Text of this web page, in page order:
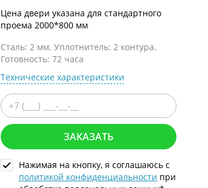
Цена двери указана для стандартного
проема 2000*800 мм
Сталь: 2 мм. Уплотнитель: 2 контура.
Готовность: 72 часа
Технические характеристики
ЗАКАЗАТЬ
Нажимая на кнопку, я соглашаюсь с
политикой конфиденциальности при